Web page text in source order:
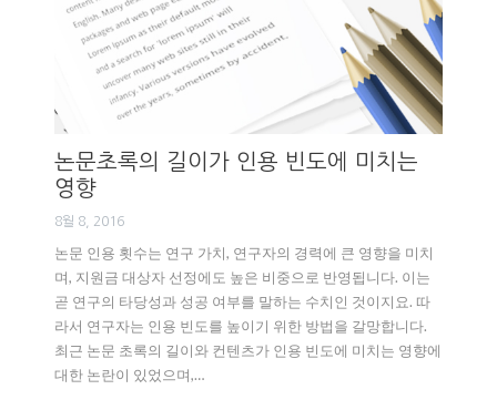
논문초록의 길이가 인용 빈도에 미치는
영향
8월 8, 2016
논문 인용 횟수는 연구 가치, 연구자의 경력에 큰 영향을 미치
며, 지원금 대상자 선정에도 높은 비중으로 반영됩니다. 이는
곧 연구의 타당성과 성공 여부를 말하는 수치인 것이지요. 따
라서 연구자는 인용 빈도를 높이기 위한 방법을 갈망합니다.
최근 논문 초록의 길이와 컨텐츠가 인용 빈도에 미치는 영향에
대한 논란이 있었으며,…